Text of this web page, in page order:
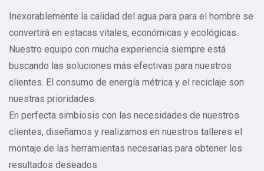
Inexorablemente la calidad del agua para para el hombre se
convertirá en estacas vitales, económicas y ecológicas.
Nuestro equipo con mucha experiencia siempre está
buscando las soluciones más efectivas para nuestros
clientes. El consumo de energía métrica y el reciclaje son
nuestras prioridades.
En perfecta simbiosis con las necesidades de nuestros
clientes, diseñamos y realizamos en nuestros talleres el
montaje de las herramientas necesarias para obtener los
resultados deseados.